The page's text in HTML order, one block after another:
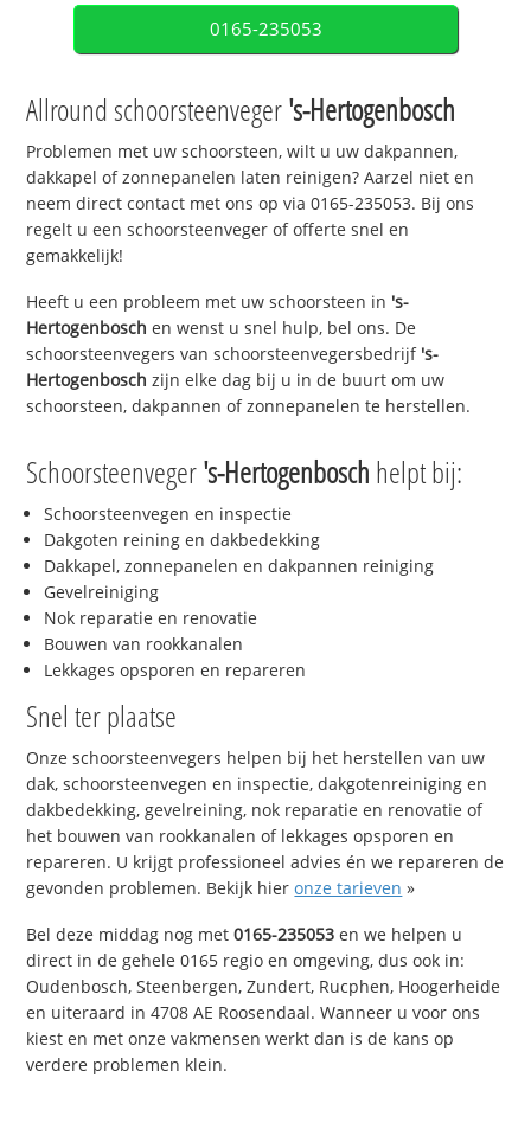
0165-235053
Allround schoorsteenveger's-Hertogenbosch
Problemen met uw schoorsteen, wilt u uw dakpannen,
dakkapel of zonnepanelen laten reinigen? Aarzel niet en
neem direct contact met ons op via 0165-235053. Bij ons
regelt u een schoorsteenveger of offerte snel en
gemakkelijk!
Heeft u een probleem met uw schoorsteen in 's-
Hertogenbosch en wenst u snel hulp, bel ons. De
schoorsteenvegers van schoorsteenvegersbedrijf 's-
Hertogenbosch zijn elke dag bij u in de buurt om uw
schoorsteen, dakpannen of zonnepanelen te herstellen.
Schoorsteenveger's-Hertogenbosch helpt bij:
Schoorsteenvegen en inspectie
Dakgoten reining en dakbedekking
Dakkapel, zonnepanelen en dakpannen reiniging
Gevelreiniging
Nok reparatie en renovatie
Bouwen van rookkanalen
Lekkages opsporen en repareren
Snel ter plaatse
Onze schoorsteenvegers helpen bij het herstellen van uw
dak, schoorsteenvegen en inspectie, dakgotenreiniging en
dakbedekking, gevelreining, nok reparatie en renovatie of
het bouwen van rookkanalen of lekkages opsporen en
repareren. U krijgt professioneel advies én we repareren de
gevonden problemen. Bekijk hieronze tarieven »
Bel deze middag nog met0165-235053 en we helpen u
direct in de gehele 0165 regio en omgeving, dus ook in:
Oudenbosch, Steenbergen, Zundert, Rucphen, Hoogerheide
en uiteraard in 4708 AE Roosendaal. Wanneer u voor ons
kiest en met onze vakmensen werkt dan is de kans op
verdere problemen klein.